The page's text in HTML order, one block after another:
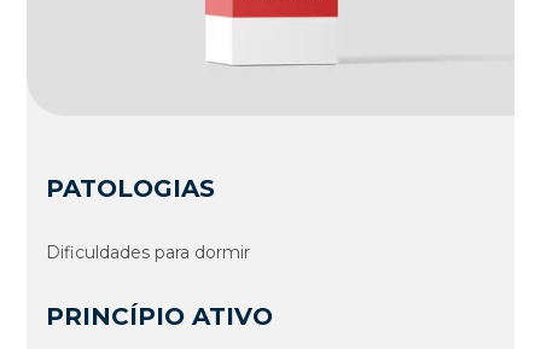
PATOLOGIAS
Dificuldades para dormir
PRINCÍPIO ATIVO